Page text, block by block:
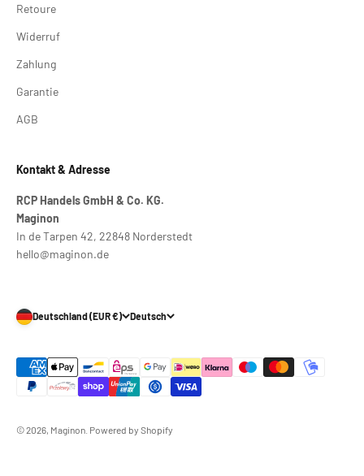
Retoure
Widerruf
Zahlung
Garantie
AGB
Kontakt & Adresse
RCP Handels GmbH & Co. KG.
Maginon
In de Tarpen 42, 22848 Norderstedt
hello@maginon.de
Deutschland (EUR €) Deutsch
© 2026, Maginon. Powered by Shopify